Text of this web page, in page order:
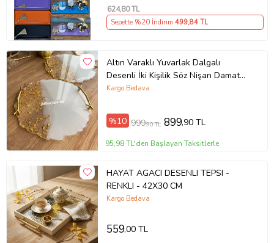
624,80 TL
Sepette %20 İndirim 499,84 TL
Altın Varaklı Yuvarlak Dalgalı
Desenli İki Kişilik Söz Nişan Damat
Epoksi Tepsisi - 24-26 Cm Çap
Kargo Bedava
%10 999,90 TL 899,90 TL
95,98 TL'den Başlayan Taksitlerle
HAYAT AGACI DESENLI TEPSI -
RENKLI - 42X30 CM
Kargo Bedava
559,00 TL